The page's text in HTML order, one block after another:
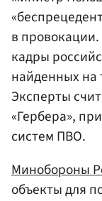
в
кадры
найденных на
Эксперты
«Гербера»,
систем ПВО.
Минобороны
объекты для